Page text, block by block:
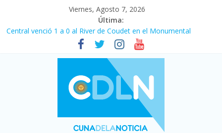
Viernes, Agosto 7, 2026
Última:
Fuerte caída de la venta de autos usados en julio: bajó un 12,6%
Central venció 1 a 0 al River de Coudet en el Monumental
La morosidad alcanzó su nivel más alto en dos décadas y ya
afecta a 400 mil deudores en Santa Fe
Desde que asumió Milei cerraron 41.000 kioscos: el sector
denuncia crisis como en 2001
Vacaciones de invierno con más movimiento y consumo
turístico: 4,6 millones de personas viajaron por el país, un 5,9%